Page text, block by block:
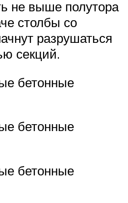
не выше полутора
столбы со
разрушаться
секций.
бетонные
бетонные
бетонные